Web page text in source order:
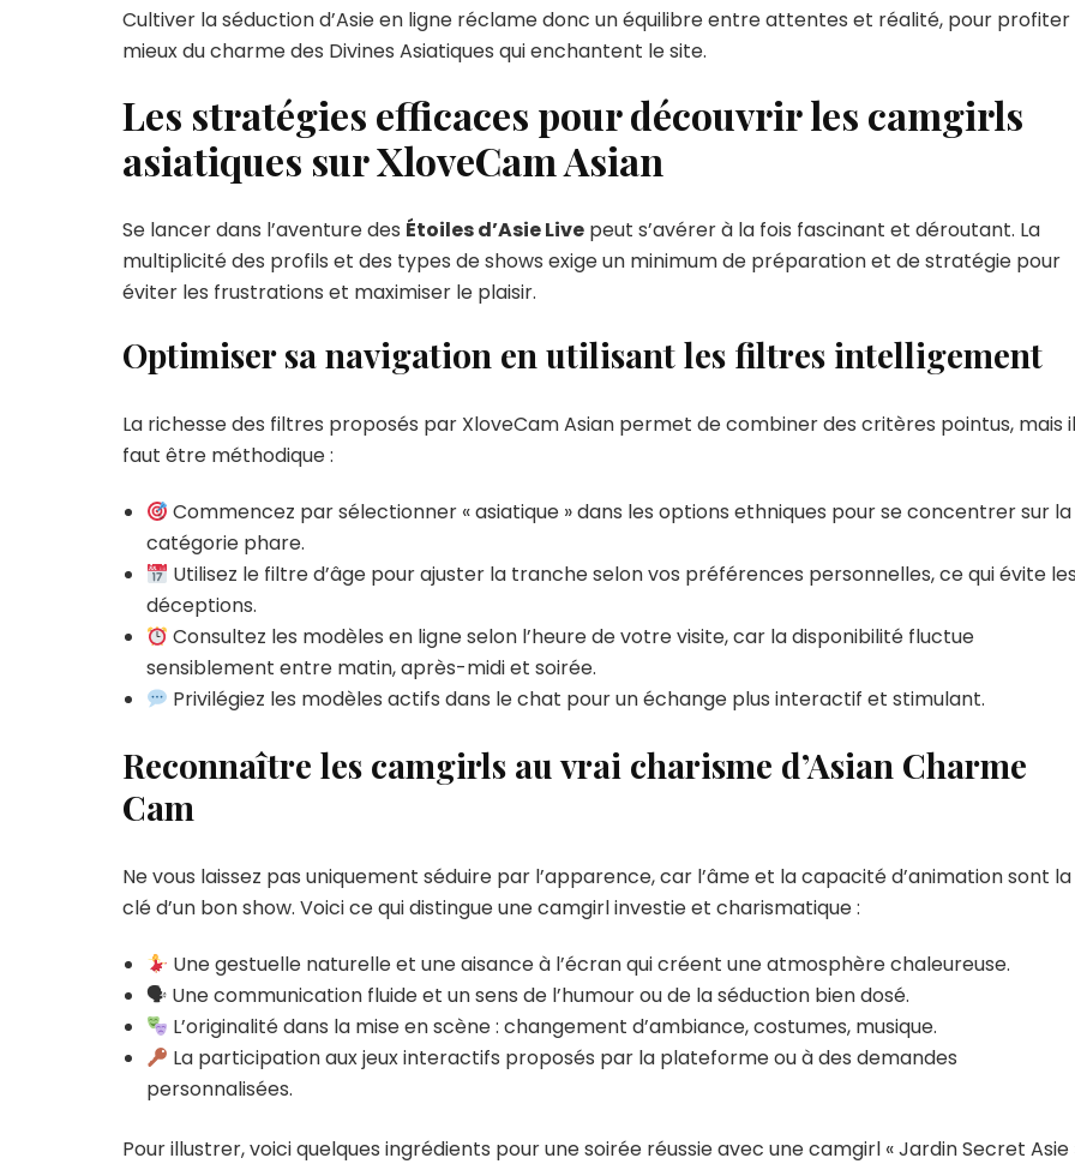
Cultiver la séduction d’Asie en ligne réclame donc un équilibre entre attentes et réalité, pour profiter
mieux du charme des Divines Asiatiques qui enchantent le site.
Les stratégies efficaces pour découvrir les camgirls
asiatiques sur XloveCam Asian
Se lancer dans l’aventure des Étoiles d’Asie Live peut s’avérer à la fois fascinant et déroutant. La
multiplicité des profils et des types de shows exige un minimum de préparation et de stratégie pour
éviter les frustrations et maximiser le plaisir.
Optimiser sa navigation en utilisant les filtres intelligement
La richesse des filtres proposés par XloveCam Asian permet de combiner des critères pointus, mais il
faut être méthodique :
Commencez par sélectionner « asiatique » dans les options ethniques pour se concentrer sur la
catégorie phare.
Utilisez le filtre d’âge pour ajuster la tranche selon vos préférences personnelles, ce qui évite
déceptions.
Consultez les modèles en ligne selon l’heure de votre visite, car la disponibilité fluctue
sensiblement entre matin, après-midi et soirée.
Privilégiez les modèles actifs dans le chat pour un échange plus interactif et stimulant.
Reconnaître les camgirls au vrai charisme d’Asian Charme
Cam
Ne vous laissez pas uniquement séduire par l’apparence, car l’âme et la capacité d’animation sont la
clé d’un bon show. Voici ce qui distingue une camgirl investie et charismatique :
Une gestuelle naturelle et une aisance à l’écran qui créent une atmosphère chaleureuse.
🗣 Une communication fluide et un sens de l’humour ou de la séduction bien dosé.
L’originalité dans la mise en scène : changement d’ambiance, costumes, musique.
La participation aux jeux interactifs proposés par la plateforme ou à des demandes
personnalisées.
Pour illustrer, voici quelques ingrédients pour une soirée réussie avec une camgirl « Jardin Secret Asie